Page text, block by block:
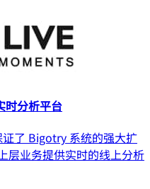
时分析平台
了 Bigotry 系统的强大扩
层业务提供实时的线上分析